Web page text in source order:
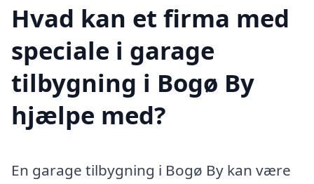
Hvad kan et firma med
speciale i garage
tilbygning i Bogø By
hjælpe med?
En garage tilbygning i Bogø By kan være